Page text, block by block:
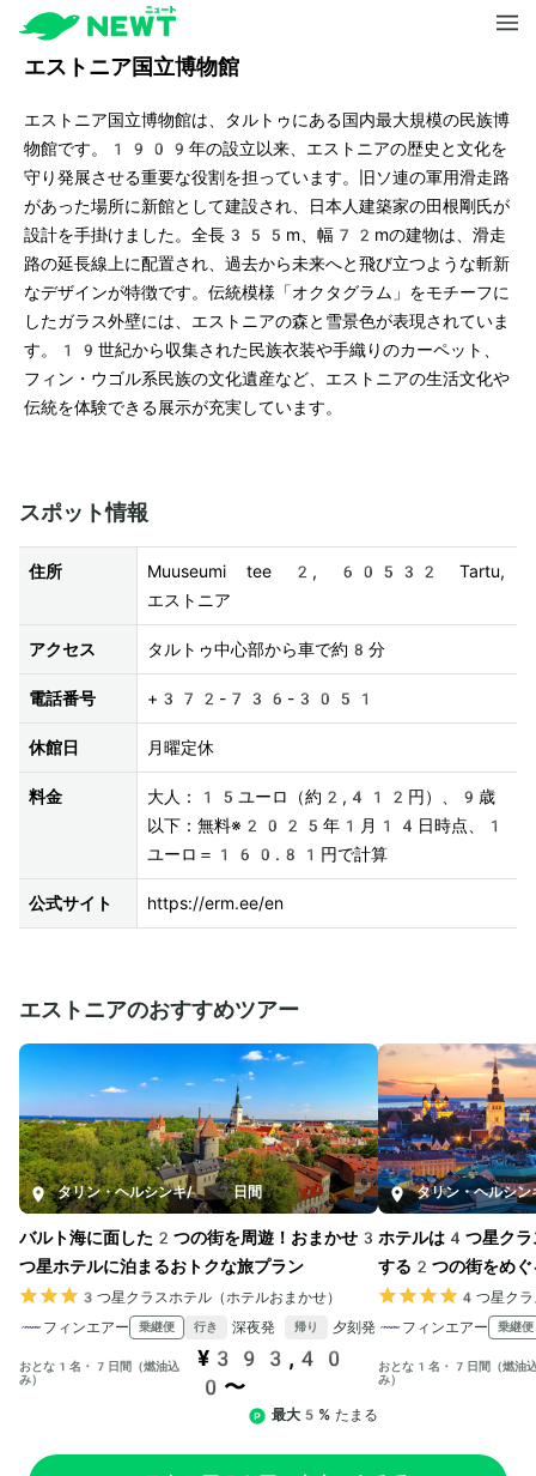
エストニア国立博物館
エストニア国立博物館は、タルトゥにある国内最大規模の民族博
物館です。1909年の設立以来、エストニアの歴史と文化を
守り発展させる重要な役割を担っています。旧ソ連の軍用滑走路
があった場所に新館として建設され、日本人建築家の田根剛氏が
設計を手掛けました。全長355m、幅72mの建物は、滑走
路の延長線上に配置され、過去から未来へと飛び立つような斬新
なデザインが特徴です。伝統模様「オクタグラム」をモチーフに
したガラス外壁には、エストニアの森と雪景色が表現されていま
す。19世紀から収集された民族衣装や手織りのカーペット、
フィン・ウゴル系民族の文化遺産など、エストニアの生活文化や
伝統を体験できる展示が充実しています。
スポット情報
住所
Muuseumi tee 2, 60532 Tartu,
エストニア
アクセス タルトゥ中心部から車で約8分
電話番号 +372-736-3051
休館日 月曜定休
料金
大人：15ユーロ（約2,412円）、9歳
以下：無料※2025年1月14日時点、1
ユーロ＝160.81円で計算
公式サイト https://erm.ee/en
エストニアのおすすめツアー
タリン・ヘルシンキ/ 7日間
バルト海に面した2つの街を周遊！おまかせ3
つ星ホテルに泊まるおトクな旅プラン
3つ星クラスホテル（ホテルおまかせ）
フィンエアー
乗継便 行き 深夜発 帰り 夕刻発
おとな1名・7日間（燃油込
み）
¥393,40
0〜
最大5% たまる
タリン・ヘルシン
ホテルは4つ星クラ
する2つの街をめぐ
4つ星クラ
フィンエアー
乗継便
おとな1名・7日間（燃油
み）